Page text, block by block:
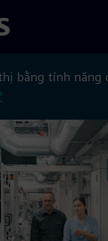
bằng tính năng